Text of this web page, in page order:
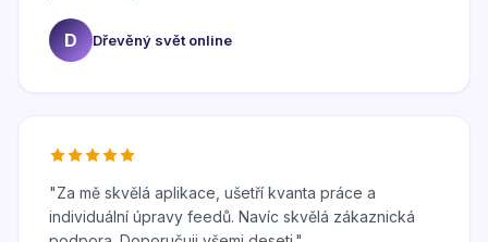
D Dřevěný svět online
"Za mě skvělá aplikace, ušetří kvanta práce a
individuální úpravy feedů. Navíc skvělá zákaznická